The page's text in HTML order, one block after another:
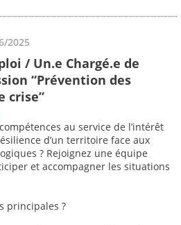
2025
/ Un.e Chargé.e de
“Prévention des
crise”
au service de l’intérêt
d’un territoire face aux
? Rejoignez une équipe
et accompagner les situations
principales ?